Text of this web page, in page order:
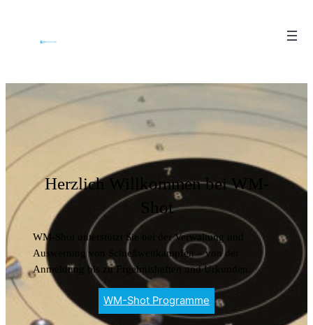
Herzlich Willkommen bei WM-
Shot
WM-Shot unterstützt Sie bei der Verwaltung und
Auswertung von Schießwettkämpfen – von der
Anmeldung bis zu Ergebnisheften und Urkunden.
WM-Shot Programme